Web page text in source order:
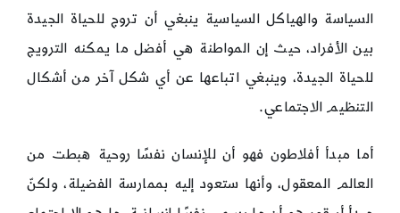
السياسة والهياكل السياسية ينبغي أن تروج للحياة الجيدة
بين الأفراد، حيث إن المواطنة هي أفضل ما يمكنه الترويج
للحياة الجيدة، وينبغي اتباعها عن أي شكل آخر من أشكال
التنظيم الاجتماعي.
أما مبدأ أفلاطون فهو أن للإنسان نفسًا روحية هبطت من
العالم المعقول، وأنها ستعود إليه بممارسة الفضيلة، ولكنّ